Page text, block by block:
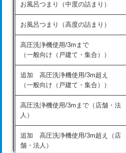
交換・取付(混合水栓（壁付・デッキ
式・ワンホール）)
交換・取付(排水栓・排水トラップ
（P/S/ポップアップ））
交換・取付（その他部品）
持込商品取付（単水栓）
持込商品取付（混合水栓）
持込商品取付（浄水器・分岐水栓）
お風呂つまり（中度の詰まり）
お風呂つまり（高度の詰まり）
高圧洗浄機使用/3mまで
（一般向け（戸建て・集合））
追加 高圧洗浄機使用/3m超え
（一般向け（戸建て・集合））
高圧洗浄機使用/3mまで（店舗・法
人）
追加 高圧洗浄機使用/3m超え（店
舗・法人）